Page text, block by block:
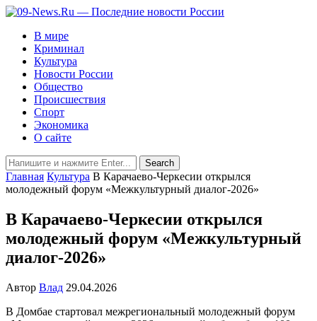
В мире
Криминал
Культура
Новости России
Общество
Происшествия
Спорт
Экономика
О сайте
Главная Культура В Карачаево-Черкесии открылся
молодежный форум «Межкультурный диалог-2026»
В Карачаево-Черкесии открылся
молодежный форум «Межкультурный
диалог-2026»
Автор Влад 29.04.2026
В Домбае стартовал межрегиональный молодежный форум